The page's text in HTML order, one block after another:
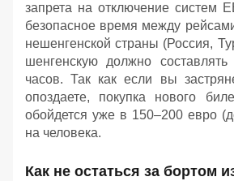
запрета на отключение систем
безопасное время между
нешенгенской страны (Россия,
шенгенскую должно
часов. Так как если вы
опоздаете, покупка нового
обойдется уже в 150–200 евро
на человека.
Как не остаться за бортом